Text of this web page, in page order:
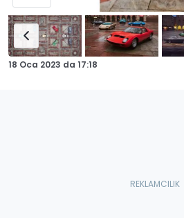
18 Oca 2023 da 17:18